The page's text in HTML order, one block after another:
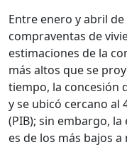
Entre enero y abril
compraventas de
estimaciones de la
más altos que se
tiempo, la concesión
y se ubicó cercano
(PIB); sin embargo,
es de los más bajos